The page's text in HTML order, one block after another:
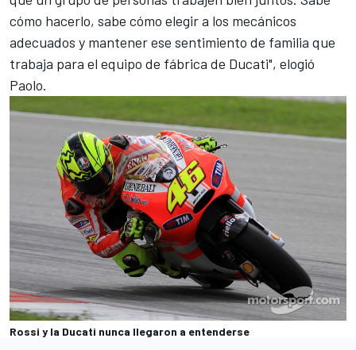
cómo hacerlo, sabe cómo elegir a los mecánicos
adecuados y mantener ese sentimiento de familia que
trabaja para el equipo de fábrica de Ducati", elogió
Paolo.
Rossi y la Ducati nunca llegaron a entenderse